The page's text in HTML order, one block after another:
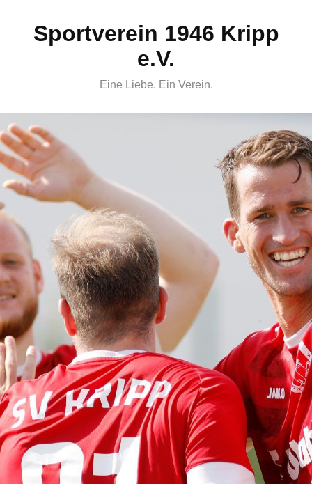
Sportverein 1946 Kripp
e.V.
Eine Liebe. Ein Verein.